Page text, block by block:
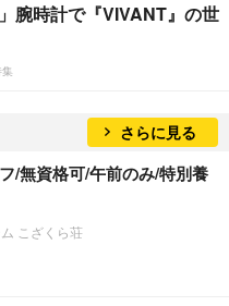
腕時計で『VIVANT』の世
さらに見る
/無資格可/午前のみ/特別養
こざくら荘